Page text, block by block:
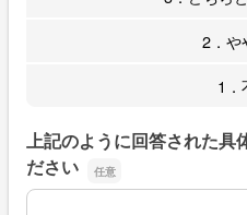
2．や
1．
上記のように回答された具
ださい
上記のように回答された具